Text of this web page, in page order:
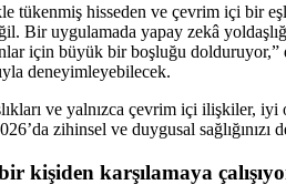
hisseden ve çevrim içi bir
Bir uygulamada yapay zekâ
için büyük bir boşluğu
deneyimleyebilecek.
ve yalnızca çevrim içi ilişkiler,
zihinsel ve duygusal
kişiden karşılamaya